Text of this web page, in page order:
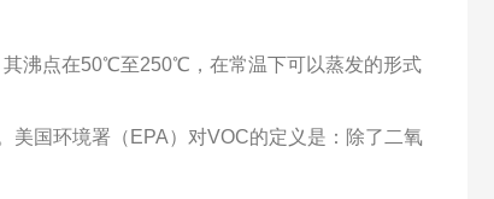
沸点在50℃至250℃，在常温下可以蒸发的形式
国环境署（EPA）对VOC的定义是：除了二氧